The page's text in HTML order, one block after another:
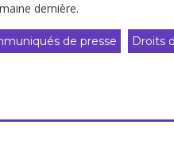
Haïti
dernière.
de presse Droits